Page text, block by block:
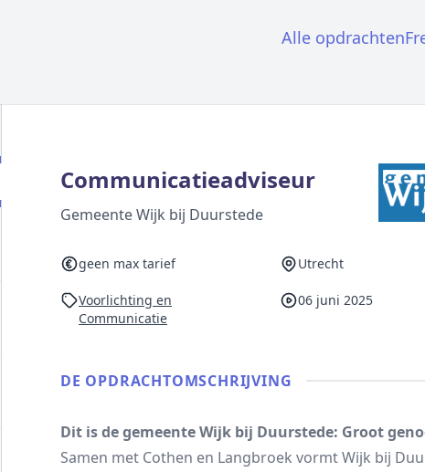
Alle opdrachten
Communicatieadviseur
Gemeente Wijk bij Duurstede
geen max tarief Utrecht
Voorlichting en
Communicatie
06 juni 2025
DE OPDRACHT­OMSCHRIJVING
Dit is de gemeente Wijk bij Duurstede: Groot
Samen met Cothen en Langbroek vormt Wijk bij